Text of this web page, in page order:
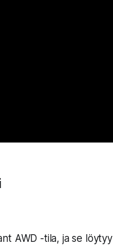
AWD -tila, ja se löytyy